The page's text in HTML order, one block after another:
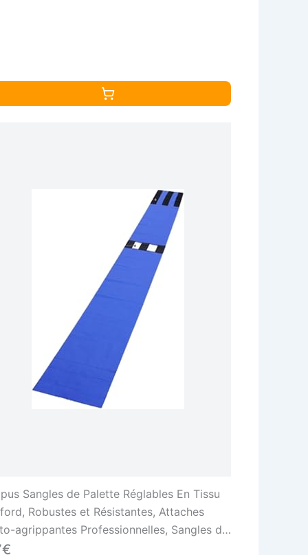
Sangles de Palette Réglables En Tissu
Robustes et Résistantes, Attaches
agrippantes Professionnelles, Sangles de
de Chargement, Bleu, 70cmx460cm